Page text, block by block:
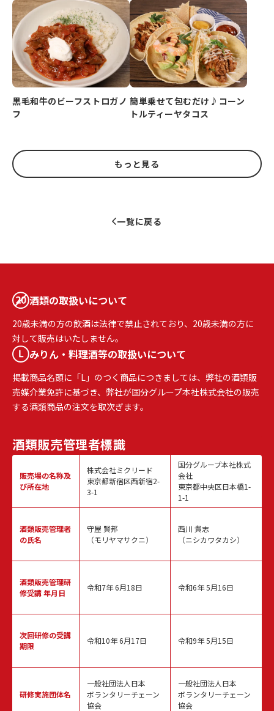
黒毛和牛のビーフストロガノ
フ
簡単乗せて包むだけ♪コーン
トルティーヤタコス
もっと見る
一覧に戻る
酒類の取扱いについて
20歳未満の方の飲酒は法律で禁止されており、20歳未満の方に
対して販売はいたしません。
みりん・料理酒等の取扱いについて
掲載商品名頭に「L」のつく商品につきましては、弊社の酒類販
売媒介業免許に基づき、弊社が国分グループ本社株式会社の販売
する酒類商品の注文を取次ぎます。
酒類販売管理者標識
販売場の名称及
び所在地
酒類販売管理者
の氏名
酒類販売管理研
修受講 年月日
次回研修の受講
期限
研修実施団体名
株式会社ミクリード
東京都新宿区西新宿2-
3-1
守屋 賢邦
（モリヤマサクニ）
令和7年 6月18日
令和10年 6月17日
一般社団法人日本
ボランタリーチェーン
協会
国分グループ本社株式
会社
東京都中央区日本橋1-
1-1
西川 貴志
（ニシカワタカシ）
令和6年 5月16日
令和9年 5月15日
一般社団法人日本
ボランタリーチェーン
協会